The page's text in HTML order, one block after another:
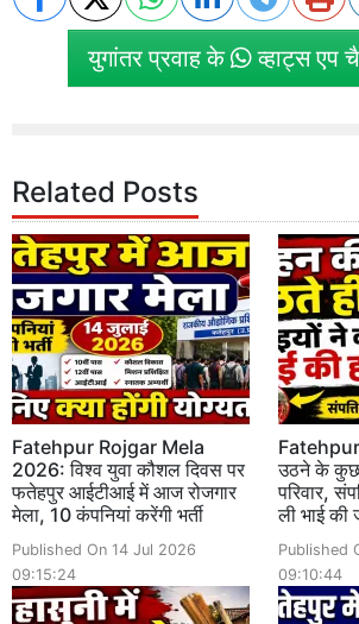
युगांतर प्रवाह के व्हाट्स एप
Related Posts
Fatehpur Rojgar Mela
2026: विश्व युवा कौशल दिवस पर
फतेहपुर आईटीआई में आज रोजगार
मेला, 10 कंपनियां करेंगी भर्ती
Published On 14 Jul 2026
09:15:24
उठने के कुछ
परिवार,
ली भाई की
Published
09:10:44